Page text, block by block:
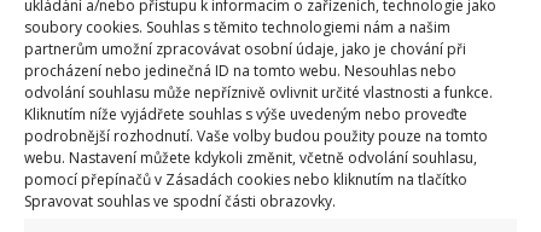
ukládání a/nebo přístupu k informacím o zařízeních, technologie jako
soubory cookies. Souhlas s těmito technologiemi nám a našim
partnerům umožní zpracovávat osobní údaje, jako je chování při
procházení nebo jedinečná ID na tomto webu. Nesouhlas nebo
odvolání souhlasu může nepříznivě ovlivnit určité vlastnosti a funkce.
Kliknutím níže vyjádřete souhlas s výše uvedeným nebo proveďte
podrobnější rozhodnutí. Vaše volby budou použity pouze na tomto
webu. Nastavení můžete kdykoli změnit, včetně odvolání souhlasu,
pomocí přepínačů v Zásadách cookies nebo kliknutím na tlačítko
Spravovat souhlas ve spodní části obrazovky.
Nerezové příbory můžete také vyčistit směsí z
rostlinného oleje a pár kapek citronové šťávy.
Měkkým hadříkem naneste malé množství této
směsi na příbory a jemně jím příbory vyleštěte.
Nakonec je opět opláchněte a vysušte.